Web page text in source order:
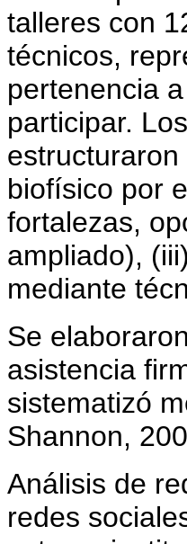
talleres con
técnicos,
pertenencia
participar.
biofísico por
fortalezas,
ampliado),
mediante
Se
asistencia
sistematizó
Shannon,
Análisis de
redes